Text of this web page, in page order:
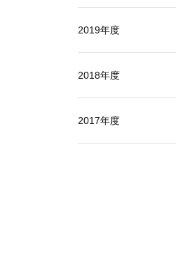
2019年度
2018年度
2017年度